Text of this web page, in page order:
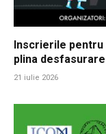
Inscrierile pentru
plina desfasurare
21 iulie 2026